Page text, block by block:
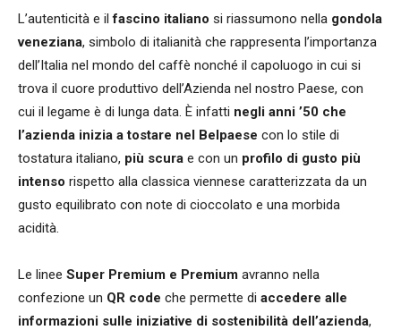
L’autenticità e ilfascino italiano si riassumono nella gondola
veneziana, simbolo di italianità che rappresenta l’importanza
dell’Italia nel mondo del caffè nonché il capoluogo in cui si
trova il cuore produttivo dell’Azienda nel nostro Paese, con
cui il legame è di lunga data. È infatti negli anni ’50 che
l’azienda inizia a tostare nel Belpaese con lo stile di
tostatura italiano, più scura e con un profilo di gusto più
intenso rispetto alla classica viennese caratterizzata da un
gusto equilibrato con note di cioccolato e una morbida
acidità.
Le linee Super Premium e Premium avranno nella
confezione un QR code che permette di accedere alle
informazioni sulle iniziative di sostenibilità dell’azienda,